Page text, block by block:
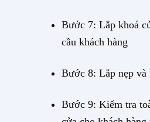
Bước 7: Lắp khoá
cầu khách hàng
Bước 8: Lắp nẹp và
Bước 9: Kiểm tra